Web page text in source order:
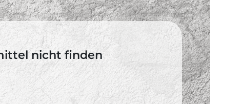
nicht finden